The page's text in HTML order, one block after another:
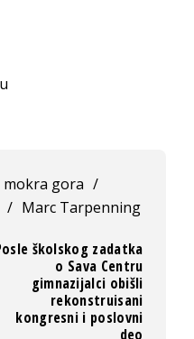
mokra gora /
/ Marc Tarpenning
školskog zadatka
o Sava Centru
gimnazijalci obišli
rekonstruisani
kongresni i poslovni
deo